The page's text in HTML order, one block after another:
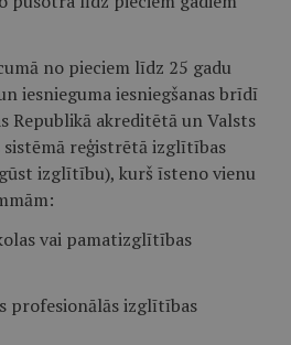
no pieciem līdz 25 gadu
iesnieguma iesniegšanas brīdī
Republikā akreditētā un Valsts
reģistrētā izglītības
izglītību), kurš īsteno vienu
vai pamatizglītības
profesionālās izglītības